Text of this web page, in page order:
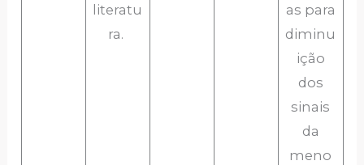
literatu
ra.
as para
diminu
ição
dos
sinais
da
meno